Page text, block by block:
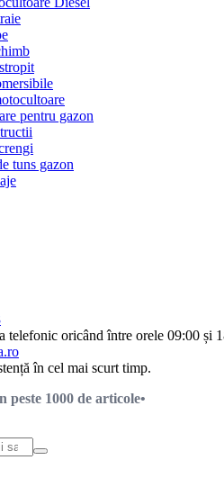
pentru gazon
tuns gazon
telefonic oricând între orele 09:00 și
în cel mai scurt timp.
1000 de articole•